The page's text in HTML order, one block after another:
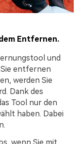
Entfernen.
und
Sie entfernen
werden Sie
Dank des
Tool nur den
haben. Dabei